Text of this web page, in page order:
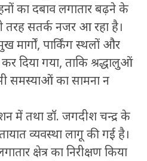
का दबाव लगातार बढ़ने के
तरह सतर्क नजर आ रहा है।
मार्गों, पार्किंग स्थलों और
दिया गया, ताकि श्रद्धालुओं
समस्याओं का सामना न
में तथा डॉ. जगदीश चन्द्र के
व्यवस्था लागू की गई है।
क्षेत्र का निरीक्षण किया